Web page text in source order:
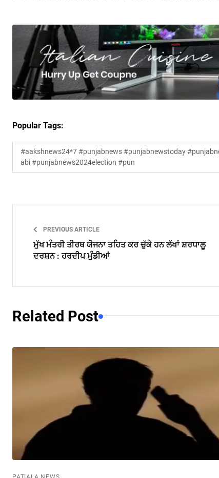
Popular Tags:
#aakshnews24*7 #punjabnews #punjabnewstoday
abi #punjabnews2024election #pun
PREVIOUS ARTICLE
ਮੁੱਖ ਮੰਤਰੀ ਤੀਰਥ ਯੋਜਨਾ ਤਹਿਤ ਕਰ ਚੁੱਕੇ ਹਨ ਲੱਖਾਂ ਸ਼ਰਧਾਲੂ
ਦਰਸ਼ਨ : ਹਰਦੀਪ ਮੁੰਡੀਆਂ
Related Post